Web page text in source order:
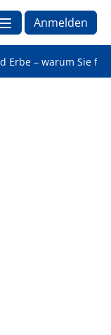
Anmelden
Erbe – warum Sie